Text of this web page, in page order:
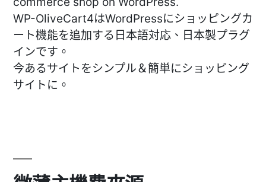
WP-OliveCart4はWordPressにショッピングカ
ート機能を追加する日本語対応、日本製プラグ
インです。
今あるサイトをシンプル＆簡単にショッピング
サイトに。